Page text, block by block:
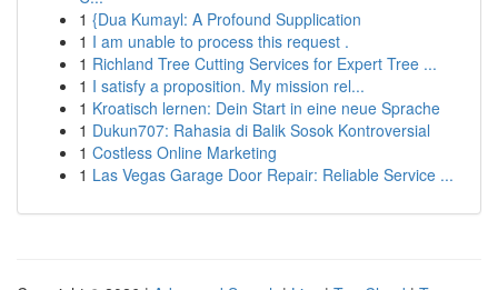
1 {Dua Kumayl: A Profound Supplication
1 I am unable to process this request .
1 Richland Tree Cutting Services for Expert Tree ...
1 I satisfy a proposition. My mission rel...
1 Kroatisch lernen: Dein Start in eine neue Sprache
1 Dukun707: Rahasia di Balik Sosok Kontroversial
1 Costless Online Marketing
1 Las Vegas Garage Door Repair: Reliable Service ...